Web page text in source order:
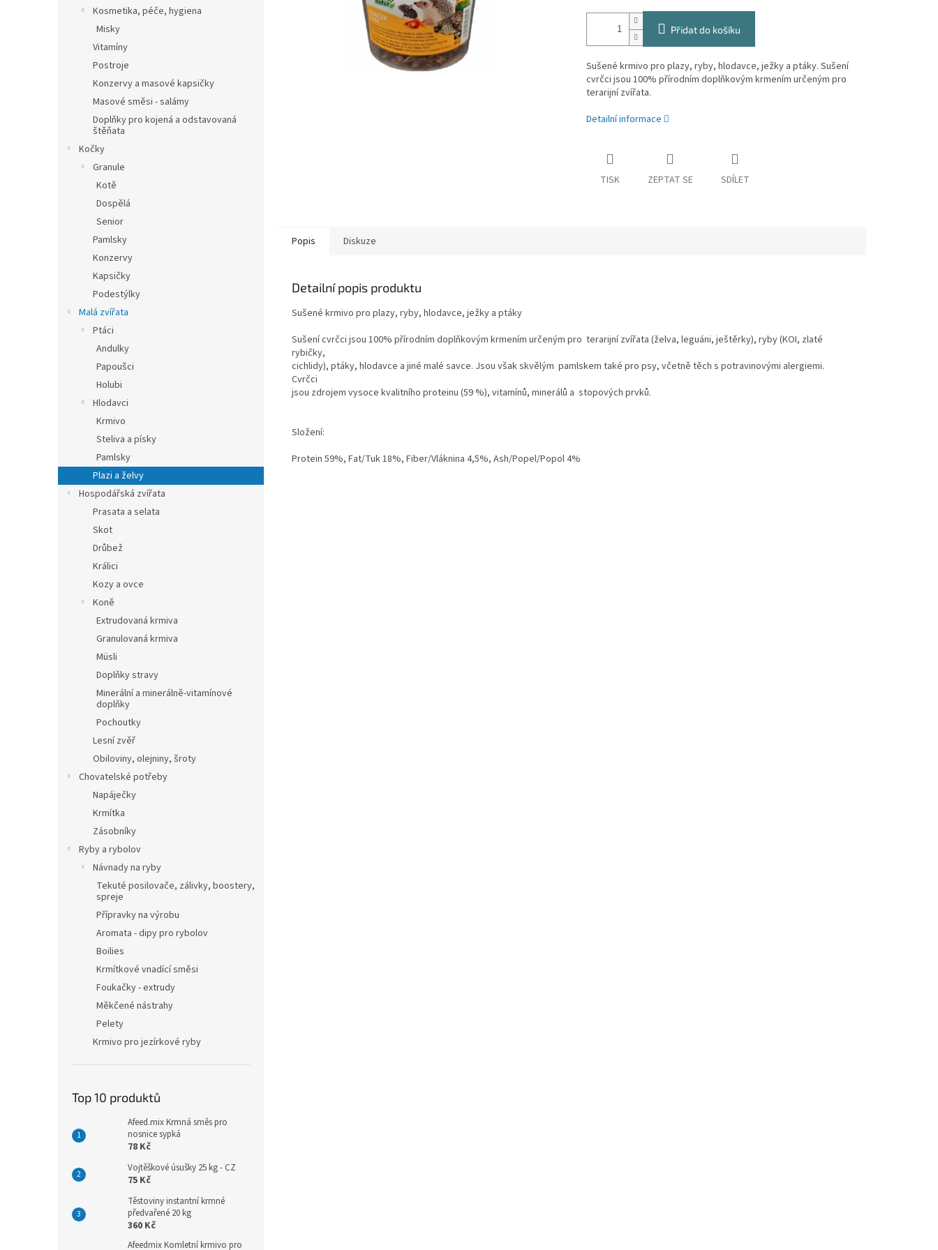
Kosmetika, péče, hygiena
Misky
Vitamíny
Postroje
Konzervy a masové kapsičky
Masové směsi - salámy
Doplňky pro kojená a odstavovaná
štěňata
Kočky
Granule
Kotě
Dospělá
Senior
Pamlsky
Konzervy
Kapsičky
Podestýlky
Malá zvířata
Ptáci
Andulky
Papoušci
Holubi
Hlodavci
Krmivo
Steliva a písky
Pamlsky
Plazi a želvy
Hospodářská zvířata
Prasata a selata
Skot
Drůbež
Králici
Kozy a ovce
Koně
Extrudovaná krmiva
Granulovaná krmiva
Müsli
Doplňky stravy
Minerální a minerálně-vitamínové
doplňky
Pochoutky
Lesní zvěř
Obiloviny, olejniny, šroty
Chovatelské potřeby
Napáječky
Krmítka
Zásobníky
Ryby a rybolov
Návnady na ryby
Tekuté posilovače, zálivky, boostery,
spreje
Přípravky na výrobu
Aromata - dipy pro rybolov
Boilies
Krmítkové vnadící směsi
Foukačky - extrudy
Měkčené nástrahy
Pelety
Krmivo pro jezírkové ryby
Top 10 produktů
Afeed.mix Krmná směs pro
nosnice sypká
78 Kč
Vojtěškové úsušky 25 kg - CZ
75 Kč
Těstoviny instantní krmné
předvařené 20 kg
360 Kč
Afeedmix Komletní krmivo pro
Přidat do košíku
Sušené krmivo pro plazy, ryby, hlodavce, ježky a ptáky. Sušení
cvrčci jsou 100% přírodním doplňkovým krmením určeným pro
terarijní zvířata.
Detailní informace
TISK ZEPTAT SE SDÍLET
Popis Diskuze
Detailní popis produktu
Sušené krmivo pro plazy, ryby, hlodavce, ježky a ptáky
Sušení cvrčci jsou 100% přírodním doplňkovým krmením určeným pro terarijní zvířata (želva, leguáni, ještěrky), ryby (KOI, zlaté
rybičky,
cichlidy), ptáky, hlodavce a jiné malé savce. Jsou však skvělým pamlskem také pro psy, včetně těch s potravinovými alergiemi.
Cvrčci
jsou zdrojem vysoce kvalitního proteinu (59 %), vitamínů, minerálů a stopových prvků.
Složení:
Protein 59%, Fat/Tuk 18%, Fiber/Vláknina 4,5%, Ash/Popel/Popol 4%